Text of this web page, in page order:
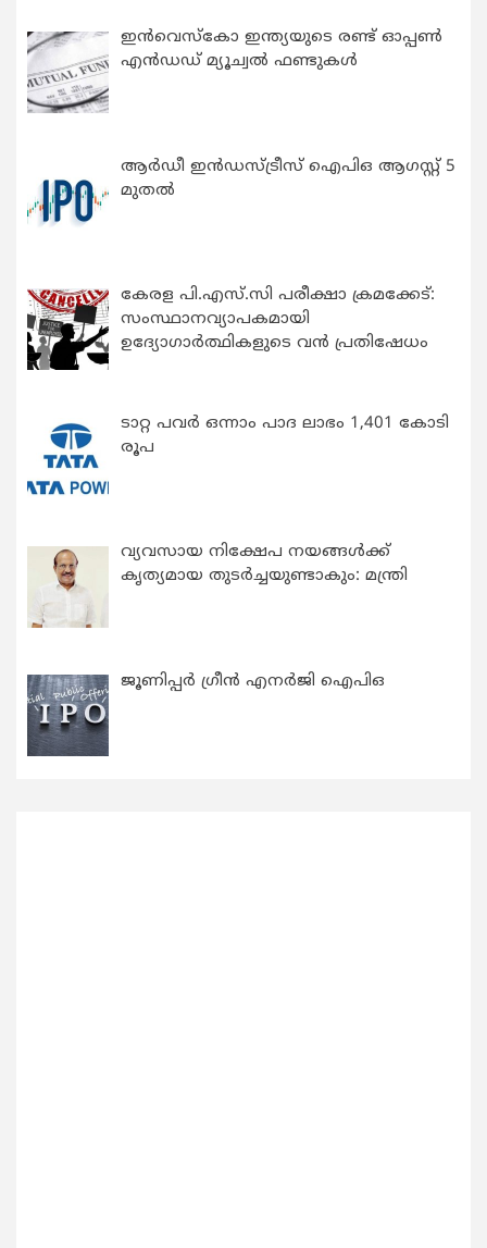
ഇന്‍വെസ്കോ ഇന്ത്യയുടെ രണ്ട് ഓപ്പണ്‍
എന്‍ഡഡ് മ്യൂച്വല്‍ ഫണ്ടുകള്‍
ആർഡീ ഇൻഡസ്ട്രീസ് ഐപിഒ ആഗസ്റ്റ് 5
മുതൽ
കേരള പി.എസ്.സി പരീക്ഷാ ക്രമക്കേട്:
സംസ്ഥാനവ്യാപകമായി
ഉദ്യോഗാര്‍ത്ഥികളുടെ വന്‍ പ്രതിഷേധം
ടാറ്റ പവർ ഒന്നാം പാദ ലാഭം 1,401 കോടി
രൂപ
വ്യവസായ നിക്ഷേപ നയങ്ങള്‍ക്ക്
കൃത്യമായ തുടര്‍ച്ചയുണ്ടാകും: മന്ത്രി
ജൂണിപ്പർ ഗ്രീൻ എനർജി ഐപിഒ